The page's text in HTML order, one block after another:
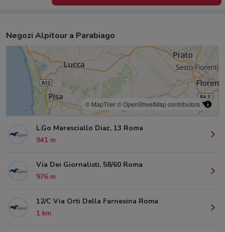
Negozi Alpitour a Parabiago
© MapTiler© OpenStreetMap contributors
L.Go Maresciallo Diaz, 13 Roma
941 m
Via Dei Giornalisti, 58/60 Roma
976 m
12/C Via Orti Della Farnesina Roma
1 km